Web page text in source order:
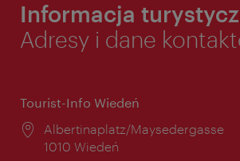
Informacja
Adresy i dane
Tourist-Info Wiedeń
Miejsce:
Albertinaplatz/Maysedergasse
1010 Wiedeń